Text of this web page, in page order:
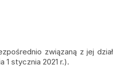
związaną z jej
stycznia 2021 r.).